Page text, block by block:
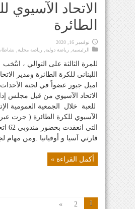
الاتحاد الآسيوي
الطائرة
نوفمبر 16, 2020
الرئيسية
رياضة دولية رياضة محلية
للمرة الثالثة على التوالي ،
اللبناني للكرة الطائرة ومدير
اميل جبور عضواً في لجنة
الاتحاد الآسيوي من قبل مجلس
للعبة خلال الجمعية العمومية
الآسيوي للكرة الطائرة ( جرت
قارتي آسيا و أوقيانيا .ومن مهام
أكمل القراءة »
1
2
»